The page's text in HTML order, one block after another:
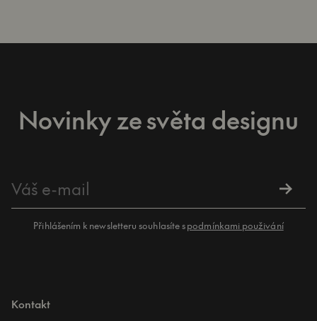
Novinky ze světa designu
Přihlášením k newsletteru souhlasíte spodmínkami použivání
Kontakt